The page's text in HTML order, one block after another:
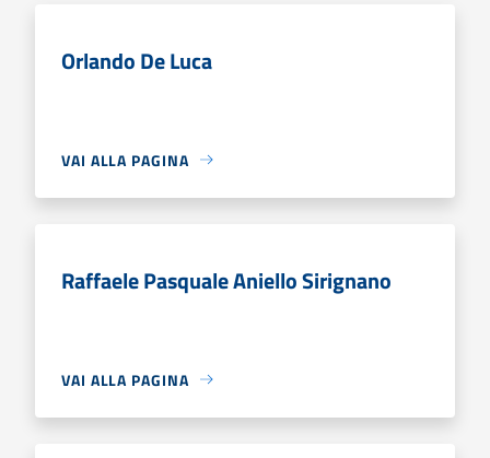
Orlando De Luca
VAI ALLA PAGINA
Raffaele Pasquale Aniello Sirignano
VAI ALLA PAGINA